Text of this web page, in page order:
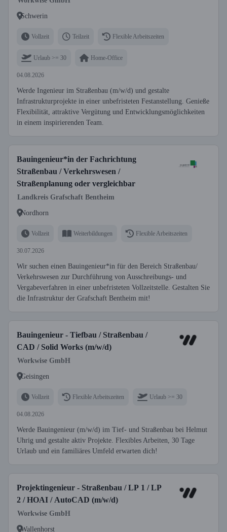
Schwerin
Vollzeit Teilzeit Flexible Arbeitszeiten
Urlaub >= 30 Home-Office
04.08.2026
Werde Ingenieur im Straßenbau (m/w/d) und gestalte
Infrastrukturprojekte in einer unbefristeten Festanstellung. Genieße
Flexibilität, attraktive Vergütung und Entwicklungsmöglichkeiten
in einem inspirierenden Team.
Bauingenieur*in der Fachrichtung
Straßenbau / Verkehrswesen /
Straßenplanung oder vergleichbar
Landkreis Grafschaft Bentheim
Nordhorn
Vollzeit Weiterbildungen Flexible Arbeitszeiten
30.07.2026
Wir suchen einen Bauingenieur*in für den Bereich Straßenbau/
Verkehrswesen zur Durchführung von Ausschreibungs- und
Vergabeverfahren in einer unbefristeten Vollzeitstelle. Gestalten Sie
die Infrastruktur der Grafschaft Bentheim mit!
Bauingenieur - Tiefbau / Straßenbau /
CAD / Solid Works (m/w/d)
Workwise GmbH
Geisingen
Vollzeit Flexible Arbeitszeiten Urlaub >= 30
04.08.2026
Werde Bauingenieur (m/w/d) im Tief- und Straßenbau bei Helmut
Uhrig und gestalte aktiv Projekte. Flexibles Arbeiten, 30 Tage
Urlaub und ein familiäres Umfeld erwarten dich!
Projektingenieur - Straßenbau / LP 1 / LP
2 / HOAI / AutoCAD (m/w/d)
Workwise GmbH
Wallenhorst